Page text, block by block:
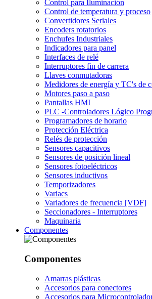
Control para Iluminación
Control de temperatura y proceso
Convertidores Seriales
Encoders rotatorios
Enchufes Industriales
Indicadores para panel
Interfaces de relé
Interruptores fin de carrera
Llaves conmutadoras
Medidores de energía y TC's de
Motores paso a paso
Pantallas HMI
PLC -Controladores Lógico
Programadores de horario
Protección Eléctrica
Relés de protección
Sensores capacitivos
Sensores de posición lineal
Sensores fotoeléctricos
Sensores inductivos
Temporizadores
Variacs
Variadores de frecuencia [VDF]
Seccionadores - Interruptores
Maquinaria
Componentes
Componentes
Amarras plásticas
Accesorios para conectores
Accesorios para